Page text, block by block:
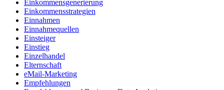
Einkommensgenerierung
Einkommensstrategien
Einnahmen
Einnahmequellen
Einsteiger
Einstieg
Einzelhandel
Elternschaft
eMail-Marketing
Empfehlungen